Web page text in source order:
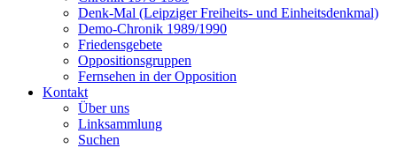
Denk-Mal (Leipziger Freiheits- und Einheitsdenkmal)
Demo-Chronik 1989/1990
Friedensgebete
Oppositionsgruppen
Fernsehen in der Opposition
Kontakt
Über uns
Linksammlung
Suchen